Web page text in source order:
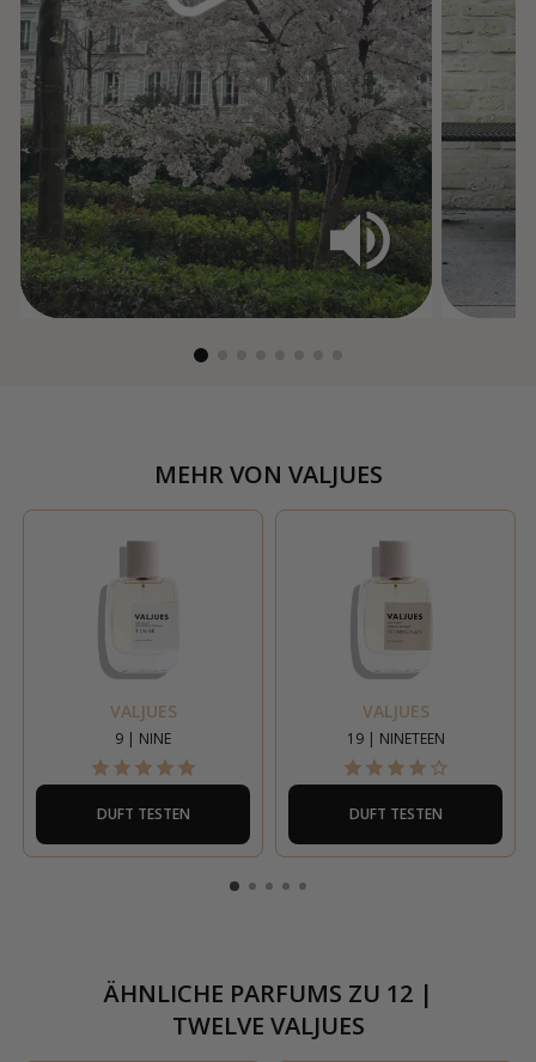
MEHR VON VALJUES
VALJUES
9 | NINE
DUFT TESTEN
VALJUES
19 | NINETEEN
DUFT TESTEN
ÄHNLICHE PARFUMS ZU 12 |
TWELVE VALJUES